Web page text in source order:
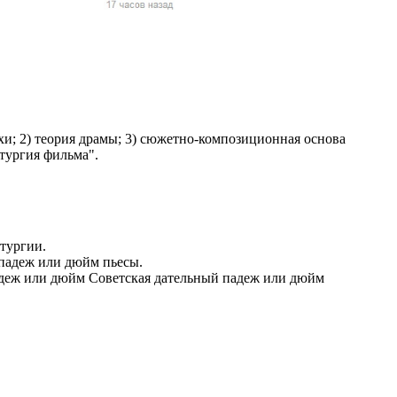
женщин и
страны),
2) теория драмы; 3) сюжетно-композиционная основа
фильма".
или дюйм пьесы.
или дюйм Советская дательный падеж или дюйм